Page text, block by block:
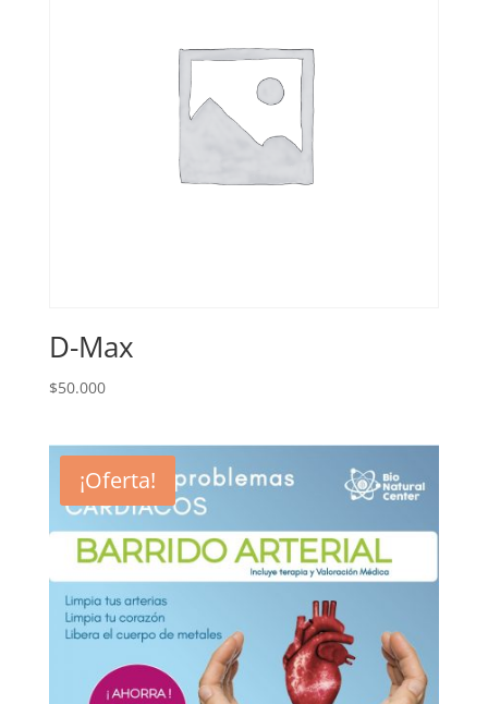
D-Max
$50.000
¡Oferta!